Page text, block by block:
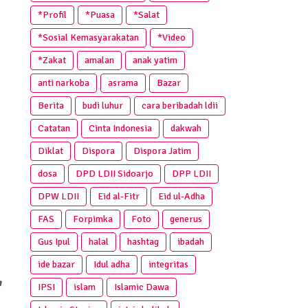
*Profil *Puasa
*Salat
*Sosial Kemasyarakatan
*Video
*Zakat
amalan
anak yatim
anti narkoba
asrama
Bazar
Berita
budi luhur
cara beribadah ldii
Catatan
Cinta Indonesia
dakwah
Diklat
Dispora
Dispora Jatim
dosa
DPD LDII Sidoarjo
DPP LDII
DPW LDII
Eid al-Fitr
Eid ul-Adha
FAS
Forpimka Foto
generus
Gus Ipul
halal hashtag
ibadah
ide bazar
Idul adha
integritas
IPSI
islam
Islamic Dawa